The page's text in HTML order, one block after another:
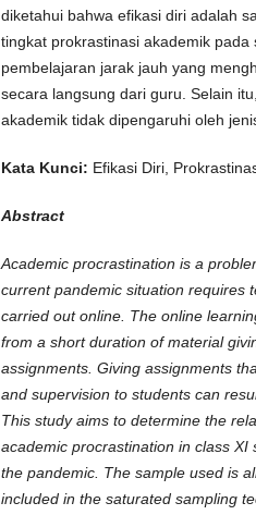
diketahui bahwa efikasi diri adalah
tingkat prokrastinasi akademik
pembelajaran jarak jauh yang
secara langsung dari guru. Selain
akademik tidak dipengaruhi oleh
Kata Kunci: Efikasi Diri,
Abstract
Academic procrastination is a
current pandemic situation requires
carried out online. The online
from a short duration of material
assignments. Giving assignments
and supervision to students can
This study aims to determine the
academic procrastination in class
the pandemic. The sample used is
included in the saturated sampling